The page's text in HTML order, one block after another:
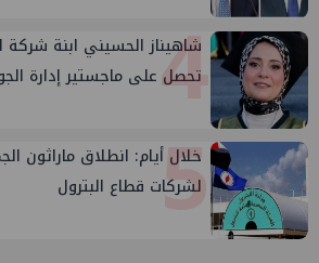
4
شاهيناز الحسيني ابنة شركة
تحصل على ماجستير إدارة
5
خلال أيام: انطلاق ماراثون
لشركات قطاع البترول